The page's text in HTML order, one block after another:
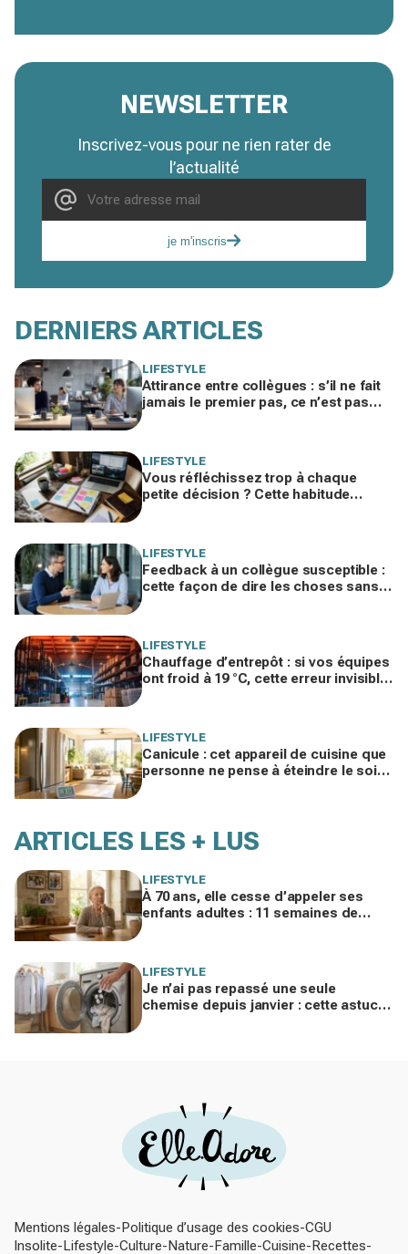
NEWSLETTER
Inscrivez-vous pour ne rien rater de
l’actualité
je m'inscris
DERNIERS ARTICLES
LIFESTYLE
Attirance entre collègues : s’il ne fait
jamais le premier pas, ce n’est pas
LIFESTYLE
Vous réfléchissez trop à chaque
petite décision ? Cette habitude
LIFESTYLE
Feedback à un collègue susceptible :
cette façon de dire les choses sans
LIFESTYLE
Chauffage d’entrepôt : si vos équipes
ont froid à 19 °C, cette erreur invisible
LIFESTYLE
Canicule : cet appareil de cuisine que
personne ne pense à éteindre le soir
ARTICLES LES + LUS
LIFESTYLE
À 70 ans, elle cesse d’appeler ses
enfants adultes : 11 semaines de
LIFESTYLE
Je n’ai pas repassé une seule
chemise depuis janvier : cette astuce
Mentions légales Politique d’usage des cookies CGU
Insolite Lifestyle Culture Nature Famille Cuisine Recettes